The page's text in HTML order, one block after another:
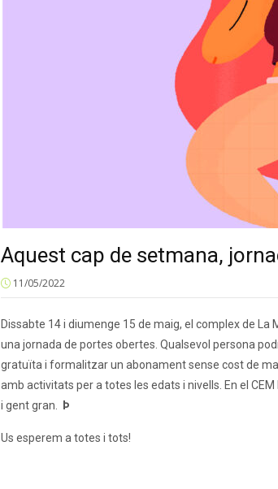
Aquest cap de setmana,
11/05/2022
Dissabte 14 i diumenge 15 de maig, el complex de
una jornada de portes obertes. Qualsevol persona
gratuïta i formalitzar un abonament sense cost de
amb activitats per a totes les edats i nivells. En el
i gent gran.
Þ
Us esperem a totes i tots!